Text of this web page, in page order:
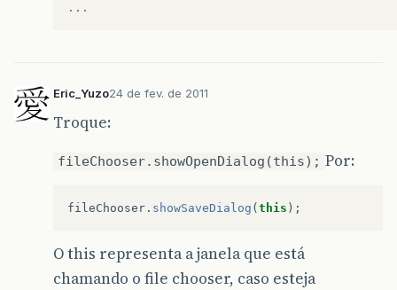
...
Eric_Yuzo24 de fev. de 2011
Troque:
fileChooser.showOpenDialog(this); Por:
fileChooser . showSaveDialog ( this );
O this representa a janela que está
chamando o file chooser, caso esteja